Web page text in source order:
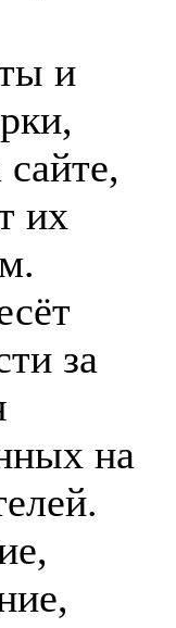
и
их
за
на